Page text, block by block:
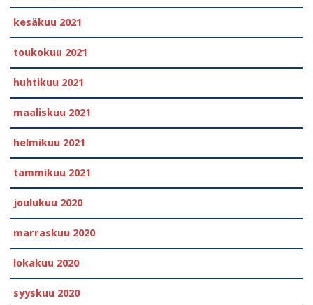
kesäkuu 2021
toukokuu 2021
huhtikuu 2021
maaliskuu 2021
helmikuu 2021
tammikuu 2021
joulukuu 2020
marraskuu 2020
lokakuu 2020
syyskuu 2020